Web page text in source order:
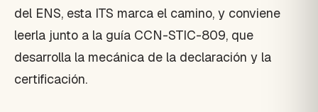
del ENS, esta ITS marca el camino, y conviene
leerla junto a la guía CCN-STIC-809, que
desarrolla la mecánica de la declaración y la
certificación.